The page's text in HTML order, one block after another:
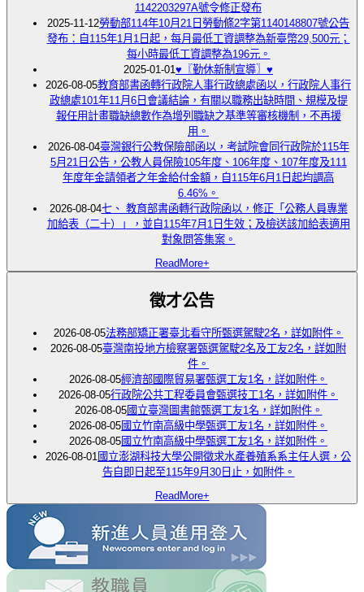
1142203297A號令修正發布
2025-11-12勞動部114年10月21日勞動條2字第1140148807號公告
發布：自115年1月1日起，每月最低工資調整為新臺幣29,500元；
每小時最低工資調整為196元。
2025-01-01♥〖勤休新制宣導〗♥
2026-08-05教育部書函轉行政院人事行政總處函以，行政院人事行
政總處101年11月6日會議結論，有關以職務出缺時間、規模及提
報任用計畫職缺總數作為增列職缺之基準等審核機制，不再援
用。
2026-08-04臺灣銀行公教保險部函以，考試院會同行政院於115年
5月21日公告，公教人員保險105年度、106年度、107年度及111
年度年金請領者之年金給付金額，自115年6月1日起均調高
6.46%。
2026-08-04七、 教育部書函轉行政院函以，修正「公務人員專業
加給表（二十）」，並自115年7月1日生效；及檢送該加給表適用
對象問答集案。
ReadMore+
徵才公告
2026-08-05法務部矯正署臺北看守所甄選駕駛2名，詳如附件。
2026-08-05臺灣南投地方檢察署甄選駕駛2名及工友2名，詳如附
件。
2026-08-05經濟部國際貿易署甄選工友1名，詳如附件。
2026-08-05行政院公共工程委員會甄選技工1名，詳如附件。
2026-08-05國立臺灣圖書館甄選工友1名，詳如附件。
2026-08-05國立竹南高級中學甄選工友1名，詳如附件。
2026-08-05國立竹南高級中學甄選工友1名，詳如附件。
2026-08-01國立澎湖科技大學公開徵求水產養殖系系主任人選，公
告自即日起至115年9月30日止，如附件。
ReadMore+